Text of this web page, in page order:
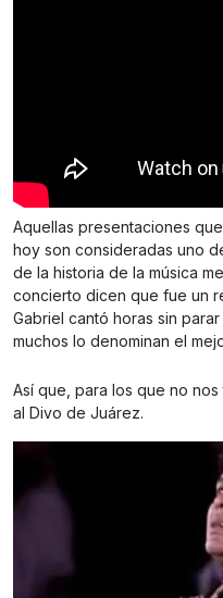
Aquellas presentaciones
hoy son consideradas uno
de la historia de la música
concierto dicen que fue un
Gabriel cantó horas sin
muchos lo denominan el
Así que, para los que no
al Divo de Juárez.